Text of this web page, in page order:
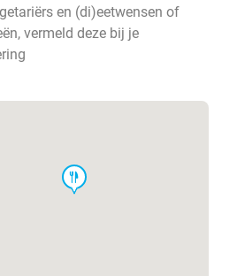
en (di)eetwensen of
vermeld deze bij je
food